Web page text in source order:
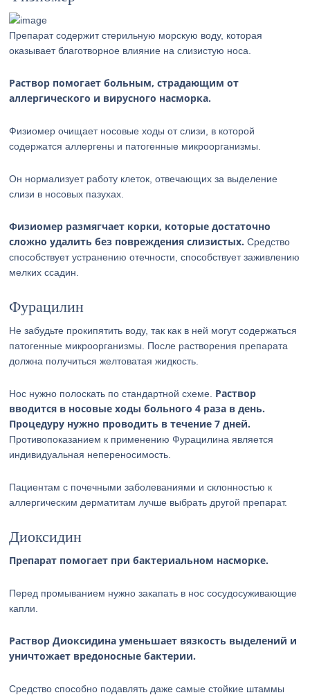
Препарат содержит стерильную морскую воду, которая
оказывает благотворное влияние на слизистую носа.
Раствор помогает больным, страдающим от
аллергического и вирусного насморка.
Физиомер очищает носовые ходы от слизи, в которой
содержатся аллергены и патогенные микроорганизмы.
Он нормализует работу клеток, отвечающих за выделение
слизи в носовых пазухах.
Физиомер размягчает корки, которые достаточно
сложно удалить без повреждения слизистых. Средство
способствует устранению отечности, способствует заживлению
мелких ссадин.
Фурацилин
Не забудьте прокипятить воду, так как в ней могут содержаться
патогенные микроорганизмы. После растворения препарата
должна получиться желтоватая жидкость.
Нос нужно полоскать по стандартной схеме. Раствор
вводится в носовые ходы больного 4 раза в день.
Процедуру нужно проводить в течение 7 дней.
Противопоказанием к применению Фурацилина является
индивидуальная непереносимость.
Пациентам с почечными заболеваниями и склонностью к
аллергическим дерматитам лучше выбрать другой препарат.
Диоксидин
Препарат помогает при бактериальном насморке.
Перед промыванием нужно закапать в нос сосудосуживающие
капли.
Раствор Диоксидина уменьшает вязкость выделений и
уничтожает вредоносные бактерии.
Средство способно подавлять даже самые стойкие штаммы